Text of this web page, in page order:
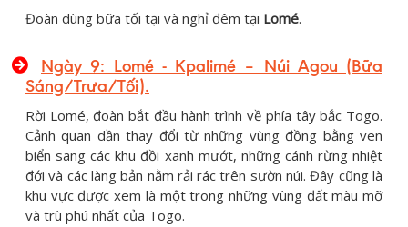
Đoàn dùng bữa tối tại và nghỉ đêm tại Lomé.
Ngày 9: Lomé - Kpalimé – Núi Agou (Bữa
Sáng/Trưa/Tối).
Rời Lomé, đoàn bắt đầu hành trình về phía tây bắc Togo.
Cảnh quan dần thay đổi từ những vùng đồng bằng ven
biển sang các khu đồi xanh mướt, những cánh rừng nhiệt
đới và các làng bản nằm rải rác trên sườn núi. Đây cũng là
khu vực được xem là một trong những vùng đất màu mỡ
và trù phú nhất của Togo.